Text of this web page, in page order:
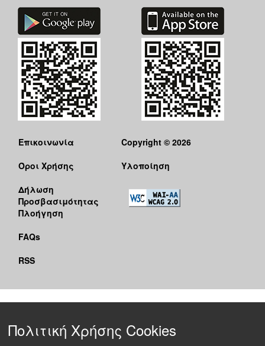
Επικοινωνία
Όροι Χρήσης
Δήλωση
Προσβασιμότητας
Πλοήγηση
FAQs
RSS
Copyright © 2026
Υλοποίηση
Πολιτική Χρήσης Cookies